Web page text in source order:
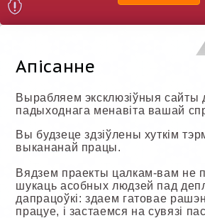
Апісанне
Вырабляем эксклюзіўныя сайты
падыходнага менавіта вашай
Вы будзеце здзіўлены хуткім
выкананай працы.
Вядзем праекты цалкам-вам не
шукаць асобных людзей пад
дапрацоўкі: здаем гатовае
працуе, і застаемся на сувязі